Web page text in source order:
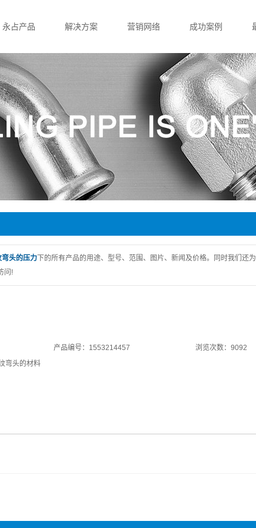
永占产品
壁不锈钢管
卡压管件
卡压管件
沟槽管件
承插焊管件
家装用管
解决方案
单卡压管件
承插焊管件
双卡压管件
家装用管
营销网络
营销网络
成功案例
医院项目
酒店项目
会展及办公项目
小区项目
学校项目
弯头的压力 下的所有产品的用途、型号、范围、图片、新闻及价格。同时我们还
问!
产品编号：1553214457
浏览次数：9092
弯头的材料